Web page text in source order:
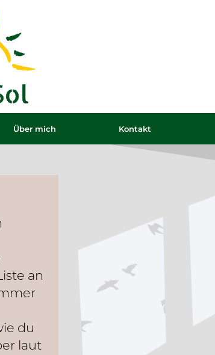
Über mich Kontakt
an
du
laut